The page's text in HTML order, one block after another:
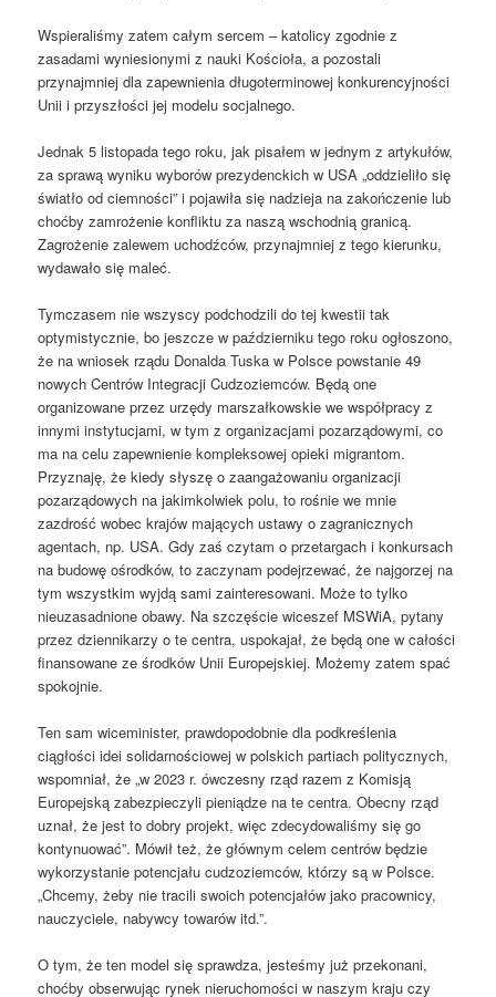
Wspieraliśmy zatem całym sercem – katolicy zgodnie z
zasadami wyniesionymi z nauki Kościoła, a pozostali
przynajmniej dla zapewnienia długoterminowej konkurencyjności
Unii i przyszłości jej modelu socjalnego.
Jednak 5 listopada tego roku, jak pisałem w jednym z artykułów,
za sprawą wyniku wyborów prezydenckich w USA „oddzieliło się
światło od ciemności” i pojawiła się nadzieja na zakończenie lub
choćby zamrożenie konfliktu za naszą wschodnią granicą.
Zagrożenie zalewem uchodźców, przynajmniej z tego kierunku,
wydawało się maleć.
Tymczasem nie wszyscy podchodzili do tej kwestii tak
optymistycznie, bo jeszcze w październiku tego roku ogłoszono,
że na wniosek rządu Donalda Tuska w Polsce powstanie 49
nowych Centrów Integracji Cudzoziemców. Będą one
organizowane przez urzędy marszałkowskie we współpracy z
innymi instytucjami, w tym z organizacjami pozarządowymi, co
ma na celu zapewnienie kompleksowej opieki migrantom.
Przyznaję, że kiedy słyszę o zaangażowaniu organizacji
pozarządowych na jakimkolwiek polu, to rośnie we mnie
zazdrość wobec krajów mających ustawy o zagranicznych
agentach, np. USA. Gdy zaś czytam o przetargach i konkursach
na budowę ośrodków, to zaczynam podejrzewać, że najgorzej na
tym wszystkim wyjdą sami zainteresowani. Może to tylko
nieuzasadnione obawy. Na szczęście wiceszef MSWiA, pytany
przez dziennikarzy o te centra, uspokajał, że będą one w całości
finansowane ze środków Unii Europejskiej. Możemy zatem spać
spokojnie.
Ten sam wiceminister, prawdopodobnie dla podkreślenia
ciągłości idei solidarnościowej w polskich partiach politycznych,
wspomniał, że „w 2023 r. ówczesny rząd razem z Komisją
Europejską zabezpieczyli pieniądze na te centra. Obecny rząd
uznał, że jest to dobry projekt, więc zdecydowaliśmy się go
kontynuować”. Mówił też, że głównym celem centrów będzie
wykorzystanie potencjału cudzoziemców, którzy są w Polsce.
„Chcemy, żeby nie tracili swoich potencjałów jako pracownicy,
nauczyciele, nabywcy towarów itd.”.
O tym, że ten model się sprawdza, jesteśmy już przekonani,
choćby obserwując rynek nieruchomości w naszym kraju czy